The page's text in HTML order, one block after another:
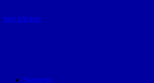
hier klicken
Startseite